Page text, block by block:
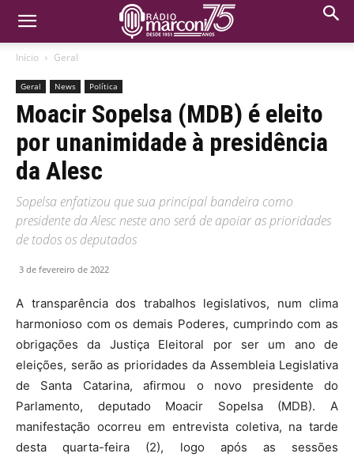
Início Geral
Geral News Política
Moacir Sopelsa (MDB) é eleito
por unanimidade à presidência
da Alesc
Sopelsa enfatizou que sua principal bandeira como
presidente da Alesc neste ano será de apoiar as prioridades
de todos os deputados
3 de fevereiro de 2022
A transparência dos trabalhos legislativos, num clima
harmonioso com os demais Poderes, cumprindo com as
obrigações da Justiça Eleitoral por ser um ano de
eleições, serão as prioridades da Assembleia Legislativa
de Santa Catarina, afirmou o novo presidente do
Parlamento, deputado Moacir Sopelsa (MDB). A
manifestação ocorreu em entrevista coletiva, na tarde
desta quarta-feira (2), logo após as sessões